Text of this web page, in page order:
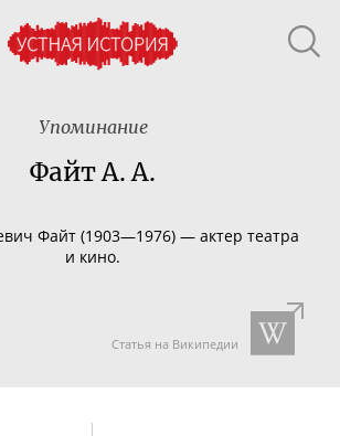
Упоминание
Файт А. А.
Файт (1903—1976) — актер театра
и кино.
Статья на Википедии